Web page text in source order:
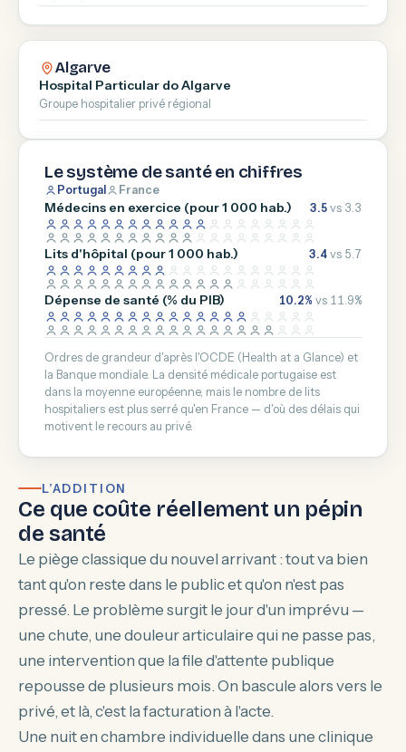
Algarve
Hospital Particular do Algarve
Groupe hospitalier privé régional
Le système de santé en chiffres
Portugal France
Médecins en exercice (pour 1 000 hab.) 3.5vs 3.3
Lits d'hôpital (pour 1 000 hab.) 3.4vs 5.7
Dépense de santé (% du PIB) 10.2% vs 11.9%
Ordres de grandeur d'après l'OCDE (Health at a Glance) et
la Banque mondiale. La densité médicale portugaise est
dans la moyenne européenne, mais le nombre de lits
hospitaliers est plus serré qu'en France — d'où des délais qui
motivent le recours au privé.
L’ADDITION
Ce que coûte réellement un pépin
de santé
Le piège classique du nouvel arrivant : tout va bien
tant qu'on reste dans le public et qu'on n'est pas
pressé. Le problème surgit le jour d'un imprévu —
une chute, une douleur articulaire qui ne passe pas,
une intervention que la file d'attente publique
repousse de plusieurs mois. On bascule alors vers le
privé, et là, c'est la facturation à l'acte.
Une nuit en chambre individuelle dans une clinique